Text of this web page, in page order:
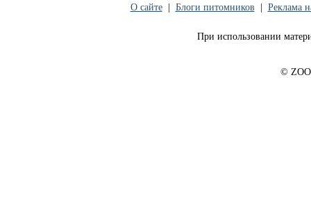
О сайте| Блоги питомников | Реклама
При использовании
©